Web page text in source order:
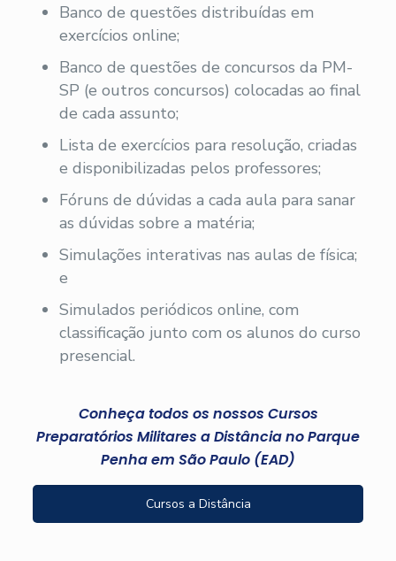
Banco de questões distribuídas em
exercícios online;
Banco de questões de concursos da PM-
SP (e outros concursos) colocadas ao final
de cada assunto;
Lista de exercícios para resolução, criadas
e disponibilizadas pelos professores;
Fóruns de dúvidas a cada aula para sanar
as dúvidas sobre a matéria;
Simulações interativas nas aulas de física;
e
Simulados periódicos online, com
classificação junto com os alunos do curso
presencial.
Conheça todos os nossos Cursos
Preparatórios Militares a Distância no Parque
Penha em São Paulo (EAD)
Cursos a Distância